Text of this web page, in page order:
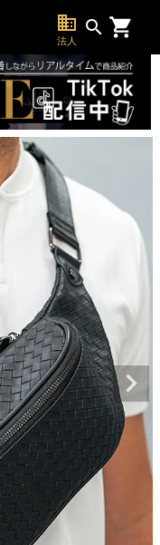
business
法人
search